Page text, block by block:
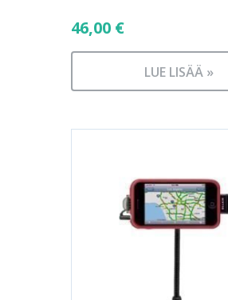
46,00 €
LUE LISÄÄ »